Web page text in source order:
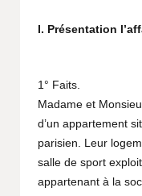
I. Présentation
1° Faits.
Madame et
d’un appartement
parisien. Leur
salle de sport
appartenant à la